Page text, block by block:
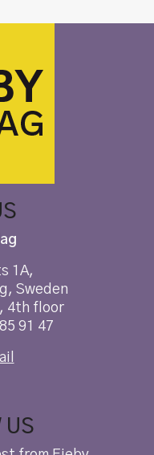
1A,
Sweden
4th floor
91 47
US